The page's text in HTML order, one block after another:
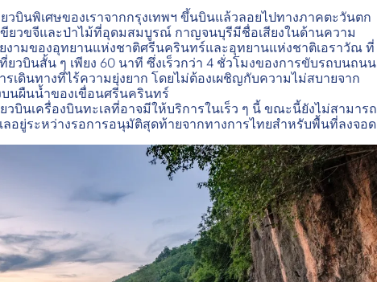
บินพิเศษของเราจากกรุงเทพฯ ขึ้นบินแล้วลอยไปทางภาคตะวันตก
ขียวขจีและป่าไม้ที่อุดมสมบูรณ์ กาญจนบุรีมีชื่อเสียงในด้านความ
งามของอุทยานแห่งชาติศรีนครินทร์และอุทยานแห่งชาติเอราวัณ ที่
ยวบินสั้น ๆ เพียง 60 นาที ซึ่งเร็วกว่า 4 ชั่วโมงของการขับรถบนถนน
เดินทางที่ไร้ความยุ่งยาก โดยไม่ต้องเผชิญกับความไม่สบายจาก
นผืนน้ำของเขื่อนศรีนครินทร์
วบินเครื่องบินทะเลที่อาจมีให้บริการในเร็ว ๆ นี้ ขณะนี้ยังไม่สามารถ
ลอยู่ระหว่างรอการอนุมัติสุดท้ายจากทางการไทยสำหรับพื้นที่ลงจอด